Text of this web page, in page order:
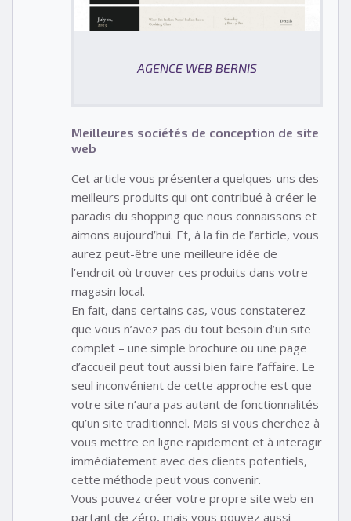
AGENCE WEB BERNIS
Meilleures sociétés de conception de site
web
Cet article vous présentera quelques-uns des
meilleurs produits qui ont contribué à créer le
paradis du shopping que nous connaissons et
aimons aujourd’hui. Et, à la fin de l’article, vous
aurez peut-être une meilleure idée de
l’endroit où trouver ces produits dans votre
magasin local.
En fait, dans certains cas, vous constaterez
que vous n’avez pas du tout besoin d’un site
complet – une simple brochure ou une page
d’accueil peut tout aussi bien faire l’affaire. Le
seul inconvénient de cette approche est que
votre site n’aura pas autant de fonctionnalités
qu’un site traditionnel. Mais si vous cherchez à
vous mettre en ligne rapidement et à interagir
immédiatement avec des clients potentiels,
cette méthode peut vous convenir.
Vous pouvez créer votre propre site web en
partant de zéro, mais vous pouvez aussi